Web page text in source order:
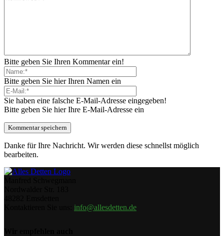
Bitte geben Sie Ihren Kommentar ein!
Bitte geben Sie hier Ihren Namen ein
Sie haben eine falsche E-Mail-Adresse eingegeben!
Bitte geben Sie hier Ihre E-Mail-Adresse ein
Danke für Ihre Nachricht. Wir werden diese schnellst möglich
bearbeiten.
info@allesdetten.de